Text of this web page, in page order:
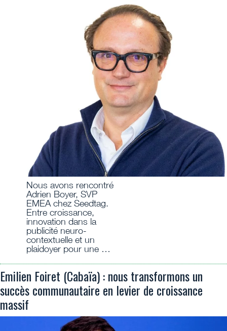
Nous avons rencontré
Adrien Boyer, SVP
EMEA chez Seedtag.
Entre croissance,
innovation dans la
publicité neuro-
contextuelle et un
plaidoyer pour une …
Emilien Foiret (Cabaïa) : nous transformons un
succès communautaire en levier de croissance
massif